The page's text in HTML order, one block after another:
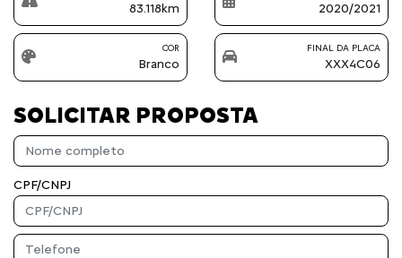
83.118km 2020/2021
COR
Branco
FINAL DA PLACA
XXX4C06
SOLICITAR PROPOSTA
CPF/CNPJ